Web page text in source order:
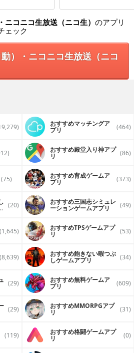
コニコ生放送（ニコ生） のアプリ
ェック
）・ニコニコ生放送（ニコ
おすすめマッチングア
プリ (464)
おすすめ殿堂入り神アプ
リ (86)
(75) おすすめ育成ゲームア
プリ (373)
(20) おすすめ三国志シミュレ
ーションゲームアプリ (49)
(1,645) おすすめTPSゲームアプ
リ (53)
(8,639) おすすめ飽きない暇つぶ
しゲームアプリ (34)
(29) おすすめ無料ゲームア
プリ (609)
(29) おすすめ MMORPGアプ
リ (31)
(119) おすすめ格闘ゲームアプ
リ (0)